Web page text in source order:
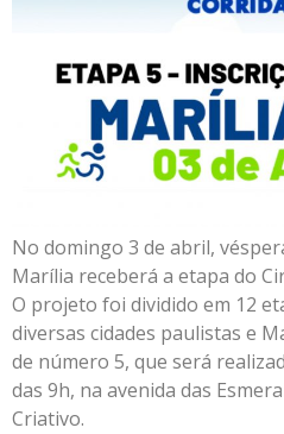
No domingo 3 de abril,
Marília receberá a etapa do
O projeto foi dividido em 12
diversas cidades paulistas e
de número 5, que será
das 9h, na avenida das
Criativo.